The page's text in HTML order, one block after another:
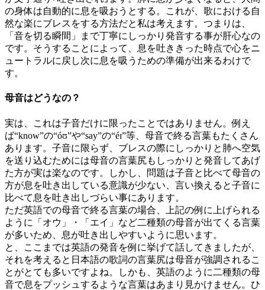
の身体は自動的に息を吸おうとする。これが、歌における自
然な楽にブレスをする方法だと私は考えます。つまりは、
「音を切る瞬間」まで丁寧にしっかり発音する事が肝心なの
です。そうすることによって、息を吐ききった時点で心をニ
ュートラルに戻し次に息を吸うための準備が出来るわけで
す。
母音はどうなの？
実は、これは子音だけに限ったことではありません。例え
ば“know”の“óʊ”や“say”の“éɪ”等、母音で終る言葉もたくさん
あります。子音に限らず、ブレスの際にしっかりと肺へ空気
を送り込むためには母音の言葉尻もしっかりと発音してあげ
た方が実は楽なのです。しかし、問題は子音と比べて母音の
方が息を吐き出している意識が少ない、言い換えると子音に
比べて息を吐き出しづらい事にあります。
ただ英語での母音で終る言葉の場合、上記の例に上げられる
ように「オウ」・「エイ」など二種類の母音が出てくる言葉
が多いため、息が吐き出しやすいように思います。
と、ここまでは英語の発音を例に挙げて話してきましたが、
それを考えると日本語の歌詞の言葉尻は母音が強調されるこ
とがとても多いですよね。しかも、英語のように二種類の母
音で息をプッシュするような言葉はあまり見かけません。ひ